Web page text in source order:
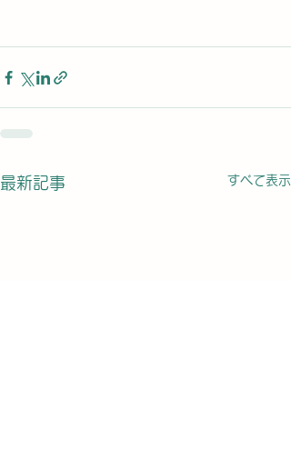
最新記事 すべて表示